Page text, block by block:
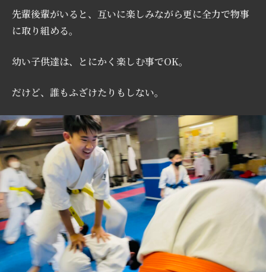
先輩後輩がいると、互いに楽しみながら更に全力で物事
に取り組める。
幼い子供達は、とにかく楽しむ事でOK。
だけど、誰もふざけたりもしない。